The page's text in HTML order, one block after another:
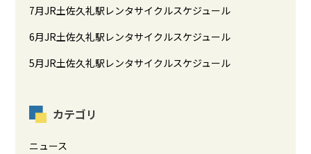
7月JR土佐久礼駅レンタサイクルスケジュール
6月JR土佐久礼駅レンタサイクルスケジュール
5月JR土佐久礼駅レンタサイクルスケジュール
カテゴリ
ニュース